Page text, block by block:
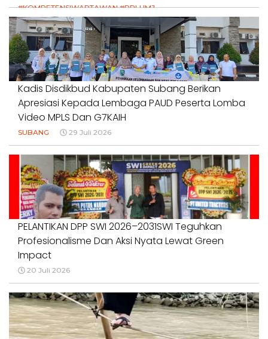
#KOMPETENSIWARTAWAN #RPLUMJ
#PENDIDIKANWARTAWAN #SWINASIONAL #SWIJABAR
1 Agustus 2026
Kadis Disdikbud Kabupaten Subang Berikan
Apresiasi Kepada Lembaga PAUD Peserta Lomba
Video MPLS Dan G7KAIH
SUBANG 29 Juli 2026
PELANTIKAN DPP SWI 2026–2031SWI Teguhkan
Profesionalisme Dan Aksi Nyata Lewat Green
Impact
20 Juli 2026